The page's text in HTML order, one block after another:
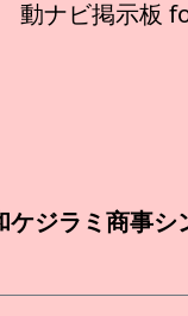
動ナビ掲示板
ジラミ商事